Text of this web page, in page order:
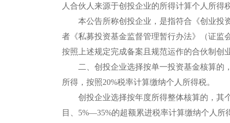
人合伙人来源于创投企业的所得计算个人所得
本公告所称创投企业，是指符合《创业投
者《私募投资基金监督管理暂行办法》（证监
按照上述规定完成备案且规范运作的合伙制创
二、创投企业选择按单一投资基金核算的
所得，按照20%税率计算缴纳个人所得税。
创投企业选择按年度所得整体核算的，其个
目、5%—35%的超额累进税率计算缴纳个人所